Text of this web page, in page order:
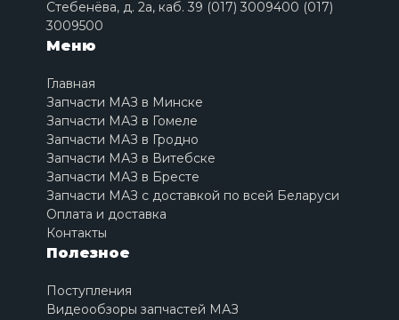
Стебенёва, д. 2a, каб. 39 (017) 3009400 (017)
3009500
Меню
Главная
Запчасти МАЗ в Минске
Запчасти МАЗ в Гомеле
Запчасти МАЗ в Гродно
Запчасти МАЗ в Витебске
Запчасти МАЗ в Бресте
Запчасти МАЗ с доставкой по всей Беларуси
Оплата и доставка
Контакты
Полезное
Поступления
Видеообзоры запчастей МАЗ